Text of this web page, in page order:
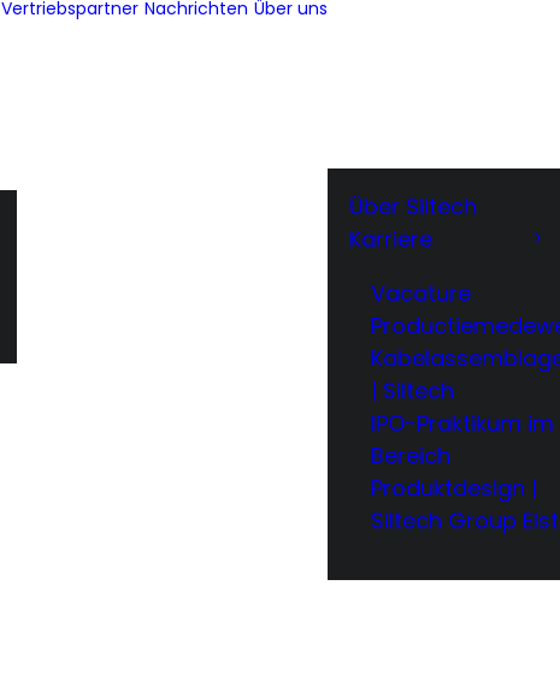
Vertriebspartner Nachrichten Über uns
Über Siltech
Karriere
Vacature
| Siltech
IPO-Praktikum im
Bereich
Produktdesign |
Siltech Group Elst